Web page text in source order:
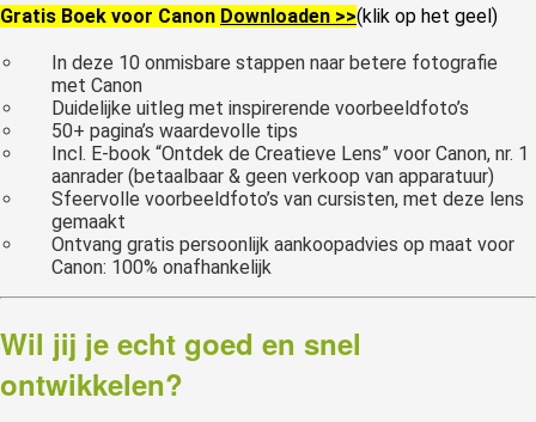
Gratis Boek voor Canon Downloaden >>(klik op het geel)
In deze 10 onmisbare stappen naar betere fotografie
met Canon
Duidelijke uitleg met inspirerende voorbeeldfoto’s
50+ pagina’s waardevolle tips
Incl. E-book “Ontdek de Creatieve Lens” voor Canon, nr. 1
aanrader (betaalbaar & geen verkoop van apparatuur)
Sfeervolle voorbeeldfoto’s van cursisten, met deze lens
gemaakt
Ontvang gratis persoonlijk aankoopadvies op maat voor
Canon: 100% onafhankelijk
Wil jij je echt goed en snel
ontwikkelen?